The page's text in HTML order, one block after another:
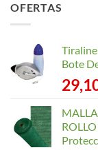
OFERTAS
Bote